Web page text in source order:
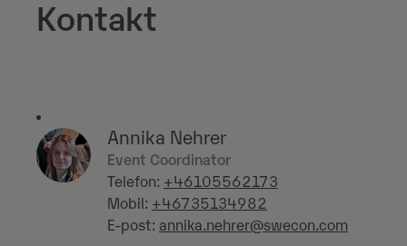
Kontakt
Annika Nehrer
Event Coordinator
Telefon: +46105562173
Mobil: +46735134982
E-post: annika.nehrer@swecon.com